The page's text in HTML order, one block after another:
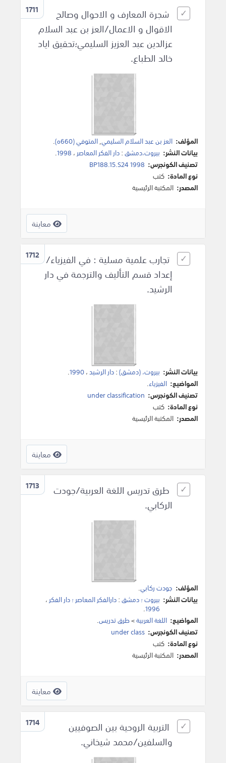
1711
شجرة المعارف و الاحوال وصالح
الاقوال و الاعمال/العز بن عبد السلام
عزالدين عبد العزيز السليمي؛تحقيق اياد
خالد الطباع.
المؤلف: العز بن عبد السلام السليمي,المتوفي (660ه)
.
بيانات النشر: بيروت،دمشق:دار الفكر المعاصر ، 1998
.
تصنيف الكونجرس: BP188.15.S24 1998
نوع المادة: كتب
المصدر: المكتبة الرئيسية
معاينة
1712 تجارب علمية مسلية : في الفيزياء/
إعداد قسم التأليف والترجمة في دار
الرشيد.
بيانات النشر: بيروت، (دمشق):دار الرشيد،1990
.
المواضيع: الفيزياء.
تصنيف الكونجرس: under classification
نوع المادة: كتب
المصدر: المكتبة الرئيسية
معاينة
1713
طرق تدريس اللغة العربية/جودت
الركابي.
المؤلف: جودت ركابي.
بيانات النشر: بيروت ؛ دمشق:دارالفكر المعاصر ؛ دار الفكر ،
1996
.
المواضيع: اللغة العربية>طرق تدريس.
تصنيف الكونجرس: under class
نوع المادة: كتب
المصدر: المكتبة الرئيسية
معاينة
1714
التربية الروحية بين الصوفيين
والسلفين/محمد شيخاني.